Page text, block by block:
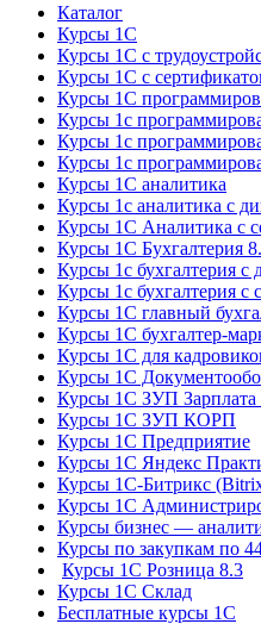
Каталог
Курсы 1С
Курсы 1С с
Курсы 1С с
Курсы 1С
Курсы 1с
Курсы 1с
Курсы 1с
Курсы 1С аналитика
Курсы 1с аналитика с
Курсы 1С Аналитика с
Курсы 1С Бухгалтерия
Курсы 1с бухгалтерия с
Курсы 1с бухгалтерия с
Курсы 1С главный
Курсы 1С бухгалтер-
Курсы 1С для
Курсы 1С
Курсы 1С ЗУП Зарплата
Курсы 1С ЗУП КОРП
Курсы 1С Предприятие
Курсы 1С Яндекс
Курсы 1С-Битрикс
Курсы 1С
Курсы бизнес —
Курсы по закупкам по
Курсы 1С Розница 8.3
Курсы 1С Склад
Бесплатные курсы 1С